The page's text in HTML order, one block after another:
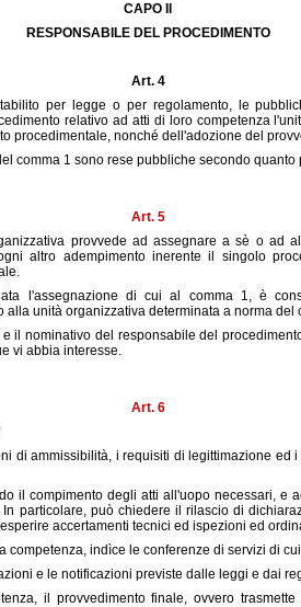
CAPO II
RESPONSABILE DEL PROCEDIMENTO
Art. 4
per legge o per regolamento, le
relativo ad atti di loro competenza
procedimentale, nonché dell'adozione del
comma 1 sono rese pubbliche secondo
Art. 5
provvede ad assegnare a sè o ad
altro adempimento inerente il singolo
l'assegnazione di cui al comma 1, è
unità organizzativa determinata a norma del
il nominativo del responsabile del
vi abbia interesse.
Art. 6
di ammissibilità, i requisiti di legittimazione ed
il compimento degli atti all'uopo necessari, e
particolare, può chiedere il rilascio di
accertamenti tecnici ed ispezioni ed
competenza, indìce le conferenze di servizi di
e le notificazioni previste dalle leggi e dai
il provvedimento finale, ovvero